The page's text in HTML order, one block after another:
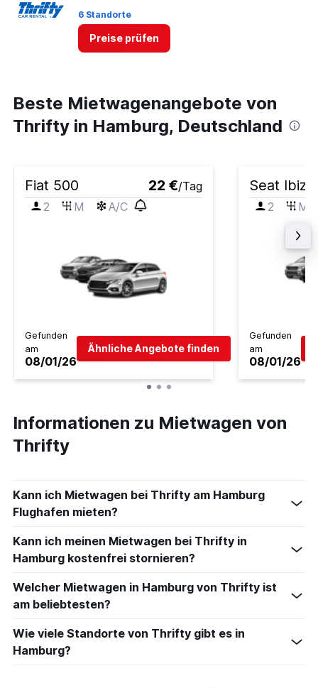
6 Standorte
Preise prüfen
Beste Mietwagenangebote von
Thrifty in Hamburg, Deutschland
Fiat 500 22 €/Tag
2
M A/C
Gefunden
am
08/01/26
Ähnliche Angebote finden
Seat Ibiza
2 M
Gefunden
am
08/01/26
Informationen zu Mietwagen von
Thrifty
Kann ich Mietwagen bei Thrifty am Hamburg
Flughafen mieten?
Kann ich meinen Mietwagen bei Thrifty in
Hamburg kostenfrei stornieren?
Welcher Mietwagen in Hamburg von Thrifty ist
am beliebtesten?
Wie viele Standorte von Thrifty gibt es in
Hamburg?